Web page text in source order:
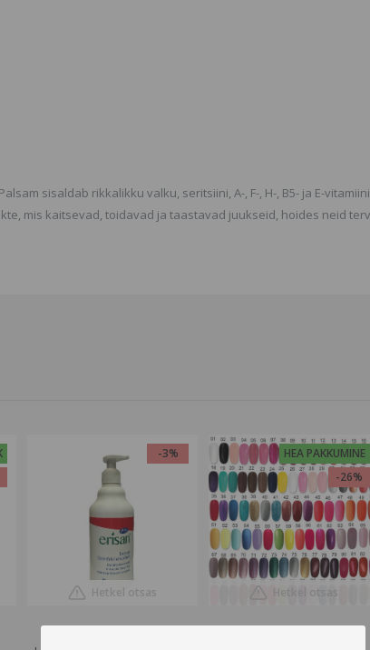
sisaldab rikkalikku valku, seritsiini, A-, F-, H-, B5- ja E-
mis kaitsevad, toidavad ja taastavad juukseid, hoides neid
5.5
-3%
Hetkel otsas
HEA PAKKUMINE
-26%
Hetkel otsas